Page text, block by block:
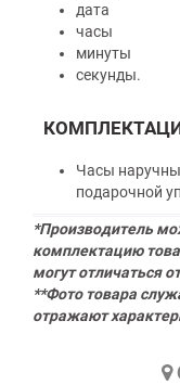
дата
часы
минуты
секунды.
Часы
подарочной
*Производитель
комплектацию
могут отличаться
**Фото товара
отражают